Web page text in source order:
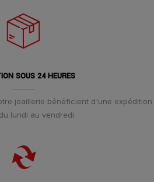
SOUS 24 HEURES
joaillerie bénéficient d'une expédition
lundi au vendredi.